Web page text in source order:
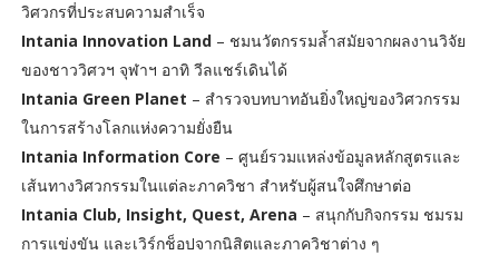
วิศวกรที่ประสบความสำเร็จ
Intania Innovation Land– ชมนวัตกรรมล้ำสมัยจากผลงานวิจัย
ของชาววิศวฯ จุฬาฯ อาทิ วีลแชร์เดินได้
Intania Green Planet – สำรวจบทบาทอันยิ่งใหญ่ของวิศวกรรม
ในการสร้างโลกแห่งความยั่งยืน
Intania Information Core – ศูนย์รวมแหล่งข้อมูลหลักสูตรและ
เส้นทางวิศวกรรมในแต่ละภาควิชา สำหรับผู้สนใจศึกษาต่อ
Intania Club, Insight, Quest, Arena – สนุกกับกิจกรรม ชมรม
การแข่งขัน และเวิร์กช็อปจากนิสิตและภาควิชาต่าง ๆ